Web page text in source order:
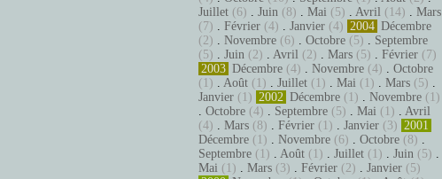
Juillet (6) . Juin (8) . Mai (5) . Avril (14) . Mars
(7) . Février (4) . Janvier (4) 2004 Décembre
(2) . Novembre (6) . Octobre (5) . Septembre
(5) . Juin (2) . Avril (2) . Mars (5) . Février (7)
2003 Décembre (4) . Novembre (4) . Octobre
(1) . Août (1) . Juillet (1) . Mai (1) . Mars (5) .
Janvier (1) 2002 Décembre (1) . Novembre (1)
. Octobre (4) . Septembre (5) . Mai (1) . Avril
(4) . Mars (8) . Février (1) . Janvier (3) 2001
Décembre (1) . Novembre (6) . Octobre (8) .
Septembre (1) . Août (1) . Juillet (1) . Juin (5) .
Mai (1) . Mars (3) . Février (2) . Janvier (5)